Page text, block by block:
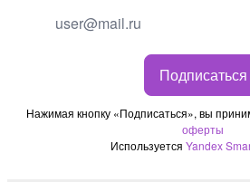
Подписаться
Нажимая кнопку «Подписаться», вы
оферты
Используется Yandex